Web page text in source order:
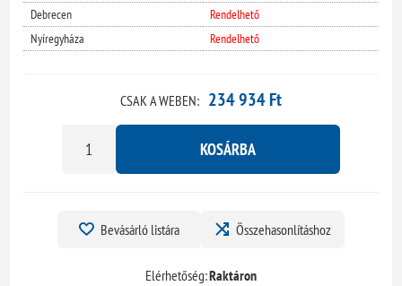
Debrecen
Rendelhető
Nyíregyháza
Rendelhető
CSAK A WEBEN: 234 934 Ft
KOSÁRBA
Bevásárló listára Összehasonlításhoz
Elérhetőség:Raktáron